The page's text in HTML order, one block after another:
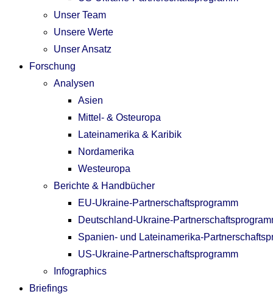
Unser Team
Unsere Werte
Unser Ansatz
Forschung
Analysen
Asien
Mittel- & Osteuropa
Lateinamerika & Karibik
Nordamerika
Westeuropa
Berichte & Handbücher
EU-Ukraine-Partnerschaftsprogramm
Deutschland-Ukraine-
Spanien- und Lateinamerika-
US-Ukraine-Partnerschaftsprogramm
Infographics
Briefings